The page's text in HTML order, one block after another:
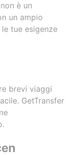
è un
un ampio
tue esigenze
brevi viaggi
GetTransfer